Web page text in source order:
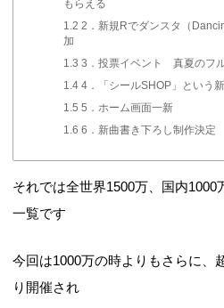
もらえる
1.2 2．新規Rでダンスタ（
加
1.3 3．投票イベント 真夏のフ
1.44．「シールSHOP」という
1.5 5．ホーム画面一新
1.6 6．新曲書き下ろし制作決定
それでは全世界1500万、国内1000
一覧です
今回は1000万の時よりもさらに、
り開催され